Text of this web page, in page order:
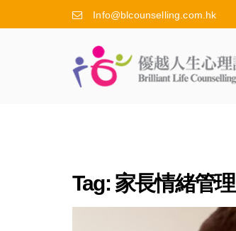
Info@blcounselling.com.hk
Tag: 家長情緒管理